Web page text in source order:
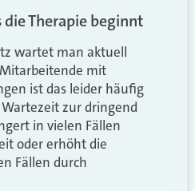
Therapie beginnt
wartet man aktuell
mit
ist das leider häufig
zur dringend
in vielen Fällen
oder erhöht die
Fällen durch